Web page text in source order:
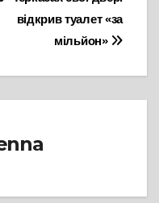
відкрив туалет «за
мільйон»